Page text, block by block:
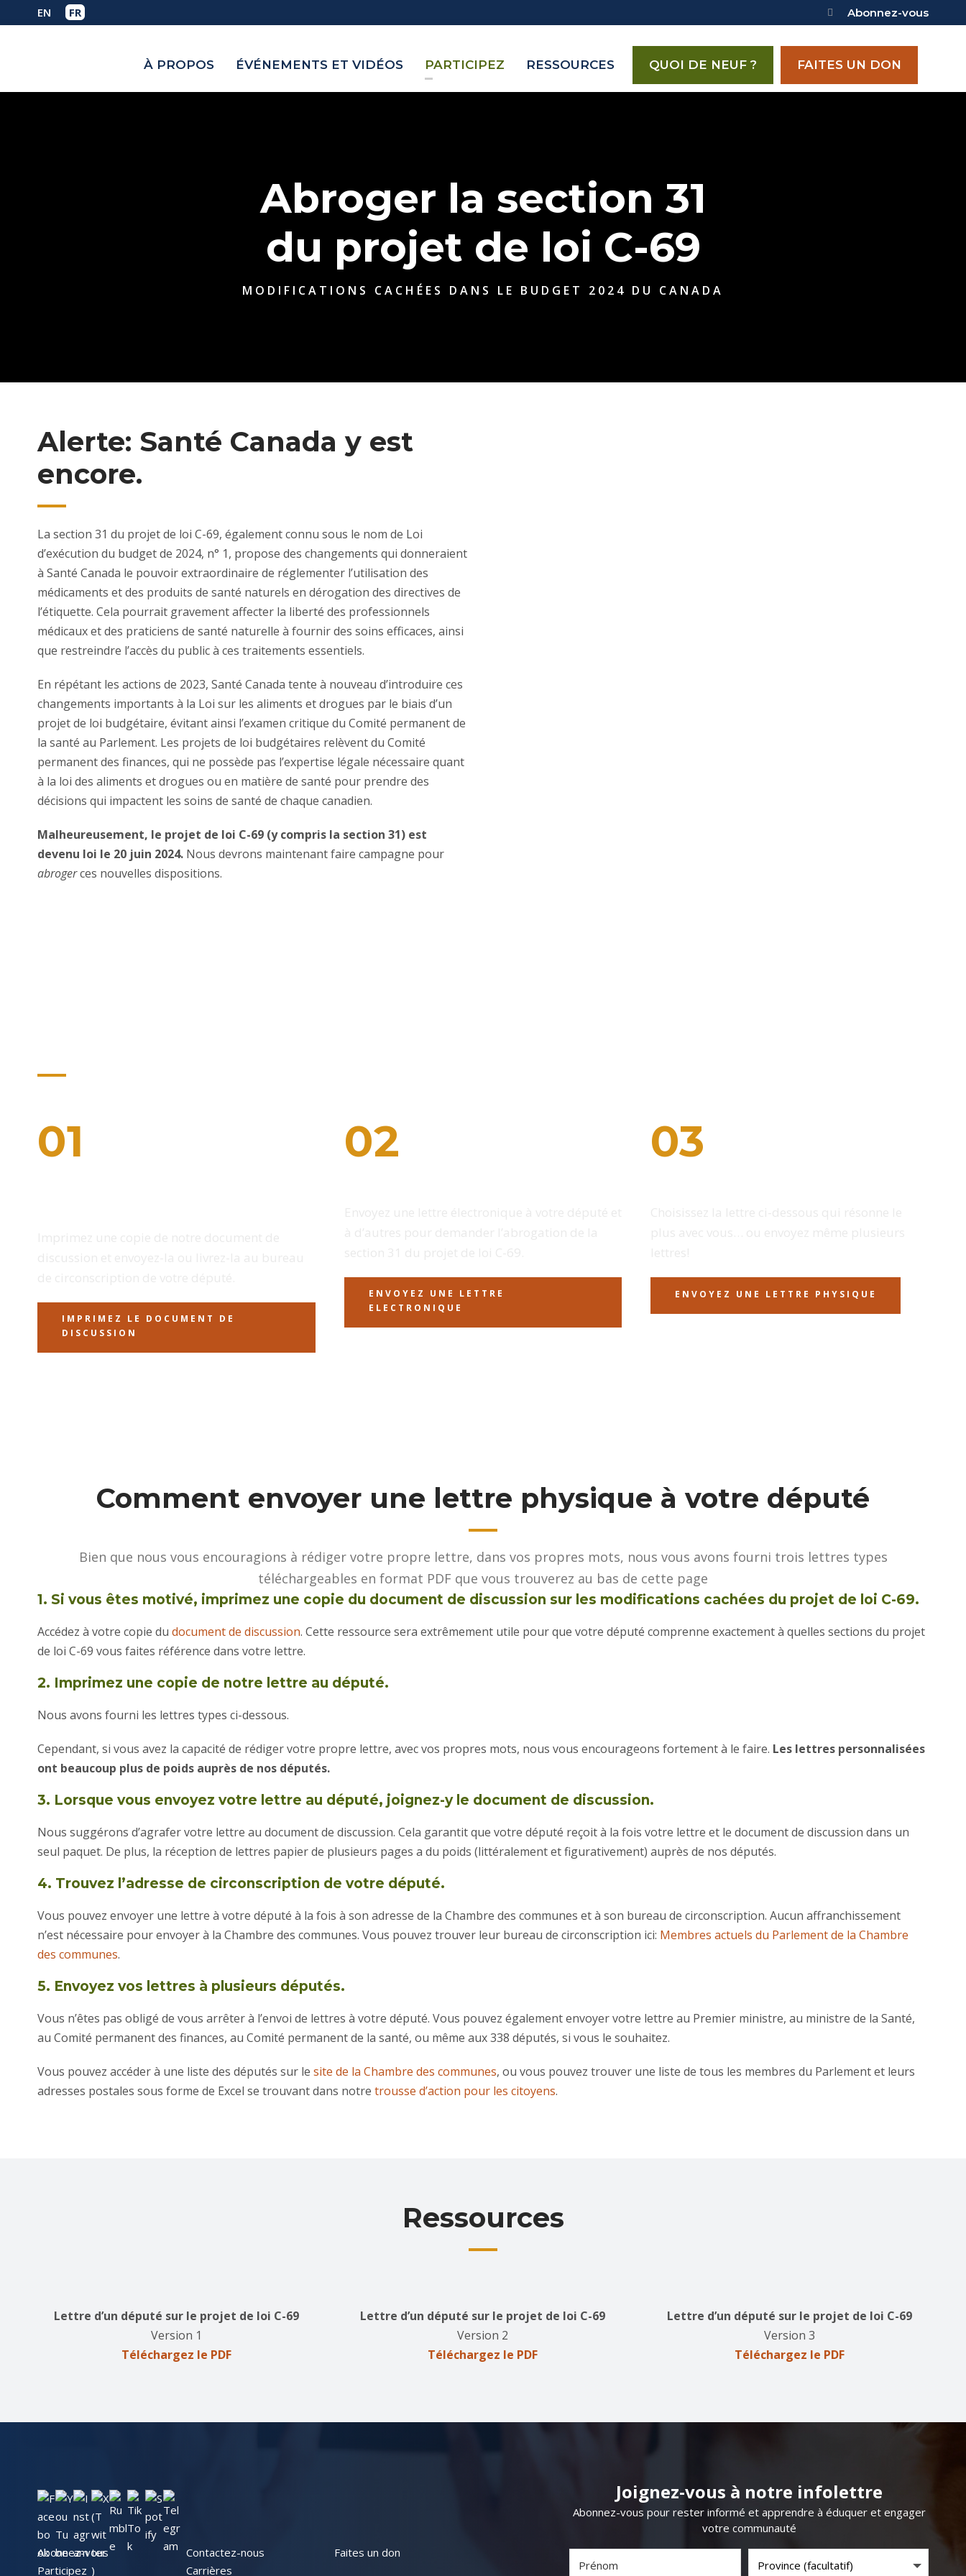
Abonnez-vous
À PROPOS ÉVÉNEMENTS ET VIDÉOS PARTICIPEZ RESSOURCES QUOI DE NEUF ? FAITES UN DON
Abroger la section 31
du projet de loi C-69
MODIFICATIONS CACHÉES DANS LE BUDGET 2024 DU CANADA
Alerte: Santé Canada y est
encore.
La section 31 du projet de loi C-69, également connu sous le nom de Loi
d’exécution du budget de 2024, n° 1, propose des changements qui donneraient
à Santé Canada le pouvoir extraordinaire de réglementer l’utilisation des
médicaments et des produits de santé naturels en dérogation des directives de
l’étiquette. Cela pourrait gravement affecter la liberté des professionnels
médicaux et des praticiens de santé naturelle à fournir des soins efficaces, ainsi
que restreindre l’accès du public à ces traitements essentiels.
En répétant les actions de 2023, Santé Canada tente à nouveau d’introduire ces
changements importants à la Loi sur les aliments et drogues par le biais d’un
projet de loi budgétaire, évitant ainsi l’examen critique du Comité permanent de
la santé au Parlement. Les projets de loi budgétaires relèvent du Comité
permanent des finances, qui ne possède pas l’expertise légale nécessaire quant
à la loi des aliments et drogues ou en matière de santé pour prendre des
décisions qui impactent les soins de santé de chaque canadien.
Malheureusement, le projet de loi C-69 (y compris la section 31) est
devenu loi le 20 juin 2024. Nous devrons maintenant faire campagne pour
abrogerces nouvelles dispositions.
01
IMPRIMEZ LE DOCUMENT DE
DISCUSSION
02
ENVOYEZ UNE LETTRE
ELECTRONIQUE
03
ENVOYEZ UNE LETTRE PHYSIQUE
Comment envoyer une lettre physique à votre député
Bien que nous vous encouragions à rédiger votre propre lettre, dans vos propres mots, nous vous avons fourni trois lettres types
téléchargeables en format PDF que vous trouverez au bas de cette page
1. Si vous êtes motivé, imprimez une copie du document de discussion sur les modifications cachées du projet de loi C-69.
Accédez à votre copie du document de discussion. Cette ressource sera extrêmement utile pour que votre député comprenne exactement à quelles sections du projet
de loi C-69 vous faites référence dans votre lettre.
2. Imprimez une copie de notre lettre au député.
Nous avons fourni les lettres types ci-dessous.
Cependant, si vous avez la capacité de rédiger votre propre lettre, avec vos propres mots, nous vous encourageons fortement à le faire. Les lettres personnalisées
ont beaucoup plus de poids auprès de nos députés.
3. Lorsque vous envoyez votre lettre au député, joignez-y le document de discussion.
Nous suggérons d’agrafer votre lettre au document de discussion. Cela garantit que votre député reçoit à la fois votre lettre et le document de discussion dans un
seul paquet. De plus, la réception de lettres papier de plusieurs pages a du poids (littéralement et figurativement) auprès de nos députés.
4. Trouvez l’adresse de circonscription de votre député.
Vous pouvez envoyer une lettre à votre député à la fois à son adresse de la Chambre des communes et à son bureau de circonscription. Aucun affranchissement
n’est nécessaire pour envoyer à la Chambre des communes. Vous pouvez trouver leur bureau de circonscription ici: Membres actuels du Parlement de la Chambre
des communes.
5. Envoyez vos lettres à plusieurs députés.
Vous n’êtes pas obligé de vous arrêter à l’envoi de lettres à votre député. Vous pouvez également envoyer votre lettre au Premier ministre, au ministre de la Santé,
au Comité permanent des finances, au Comité permanent de la santé, ou même aux 338 députés, si vous le souhaitez.
Vous pouvez accéder à une liste des députés sur le site de la Chambre des communes, ou vous pouvez trouver une liste de tous les membres du Parlement et leurs
adresses postales sous forme de Excel se trouvant dans notre trousse d’action pour les citoyens.
Ressources
Lettre d’un député sur le projet de loi C-69
Version 1
Téléchargez le PDF
Lettre d’un député sur le projet de loi C-69
Version 2
Téléchargez le PDF
Lettre d’un député sur le projet de loi C-69
Version 3
Téléchargez le PDF
Abonnez-vous
Participez
Contactez-nous
Carrières
Faites un don
Joignez-vous à notre infolettre
​​Abonnez-vous pour rester informé et apprendre à éduquer et engager
votre communauté